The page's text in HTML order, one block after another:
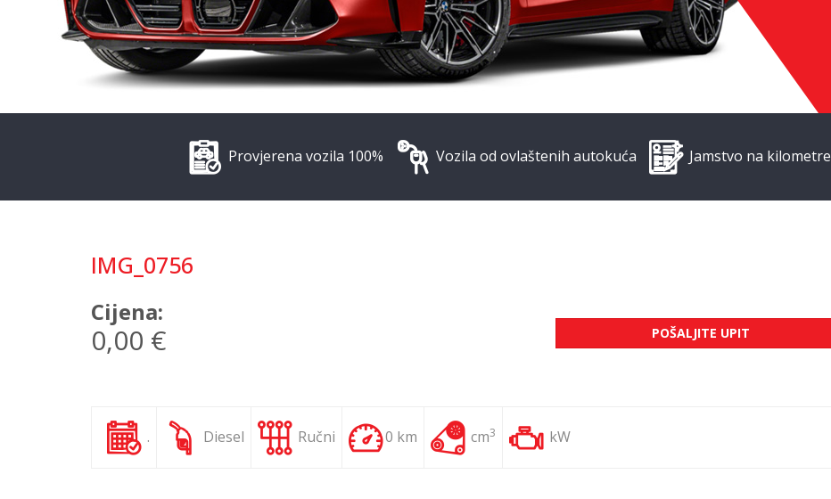
Provjerena vozila 100% Vozila od ovlaštenih autokuća Jamstvo na kilometre
IMG_0756
Cijena:
0,00 € POŠALJITE UPIT
. Diesel Ručni 0 km cm3 kW